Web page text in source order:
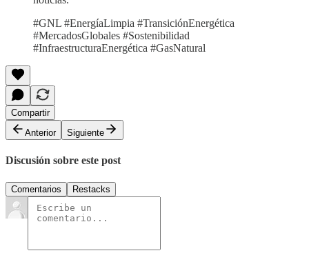
#GNL #EnergíaLimpia #TransiciónEnergética
#MercadosGlobales #Sostenibilidad
#InfraestructuraEnergética #GasNatural
Compartir
Anterior
Siguiente
Discusión sobre este post
Comentarios Restacks